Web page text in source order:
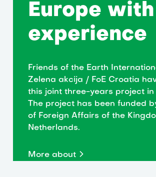
Europe with
experience
Friends of the Earth
Zelena akcija / FoE Croatia
this joint three-years project in
The project has been funded
of Foreign Affairs of the
Netherlands.
More about